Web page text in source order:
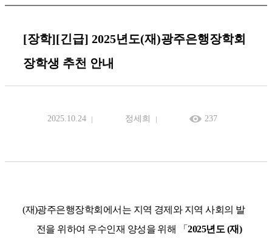
[장학][긴급] 2025년도(재)광주은행장학회
장학생 추천 안내
2025.10.24 정세희 237
(재)광주은행장학회에서는 지역 경제와 지역 사회의 발
전을 위하여 우수인재 양성을 위해
「2025년도 (재)